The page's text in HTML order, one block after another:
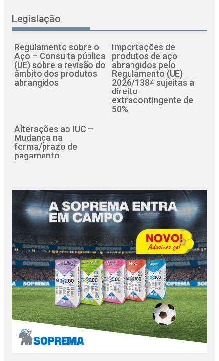
Legislação
Regulamento sobre o
Aço – Consulta pública
(UE) sobre a revisão do
âmbito dos produtos
abrangidos
Importações de
produtos de aço
abrangidos pelo
Regulamento (UE)
2026/1384 sujeitas a
direito
extracontingente de
50%
Alterações ao IUC –
Mudança na
forma/prazo de
pagamento